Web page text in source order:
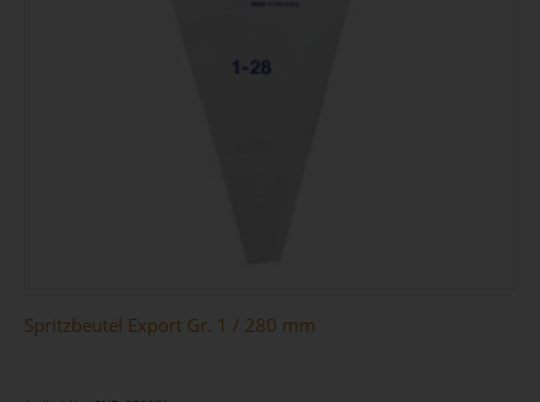
Spritzbeutel Export Gr. 1 / 280 mm